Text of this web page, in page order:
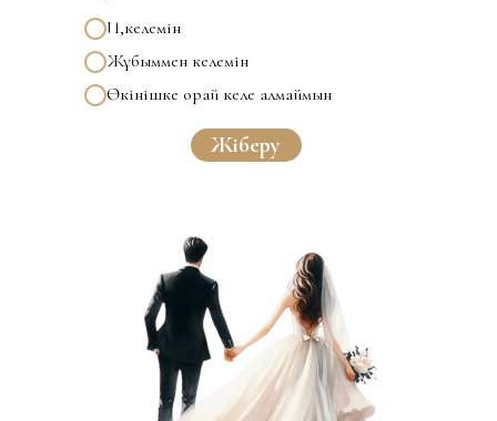
Иә,келемін
Жұбыммен келемін
Өкінішке орай келе алмаймын
Жіберу